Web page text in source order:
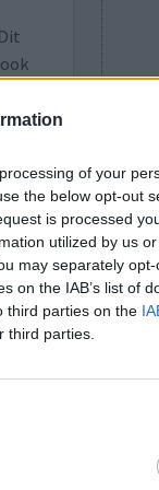
of your
the below opt-out
is processed
utilized by us
may separately
on the IAB’s list of
third parties on the
third parties.